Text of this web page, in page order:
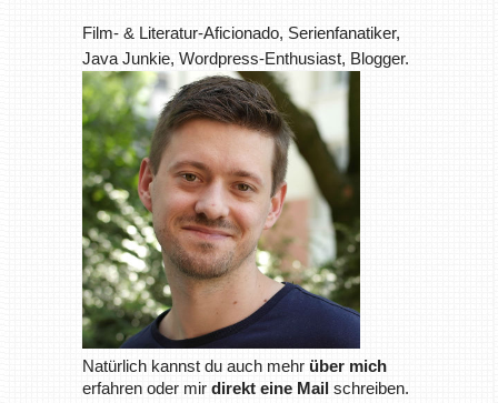
Film- & Literatur-Aficionado, Serienfanatiker,
Java Junkie, Wordpress-Enthusiast, Blogger.
Natürlich kannst du auch mehr über mich
erfahren oder mir direkt eine Mail schreiben.